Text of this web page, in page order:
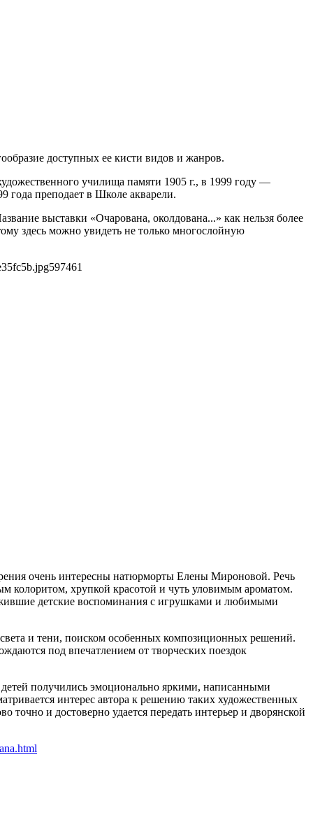
доступных ее кисти видов и жанров.
училища памяти 1905 г., в 1999 году —
года преподает в Школе акварели.
выставки «Очарована, околдована...» как нельзя более
здесь можно увидеть не только многослойную
597461
очень интересны натюрморты Елены Мироновой. Речь
колоритом, хрупкой красотой и чуть уловимым ароматом.
детские воспоминания с игрушками и любимыми
и тени, поиском особенных композиционных решений.
под впечатлением от творческих поездок
получились эмоционально яркими, написанными
интерес автора к решению таких художественных
и достоверно удается передать интерьер и дворянской